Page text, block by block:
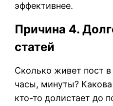
эффективнее.
Причина 4.
статей
Сколько живет пост
часы, минуты? Какова
кто-то долистает до